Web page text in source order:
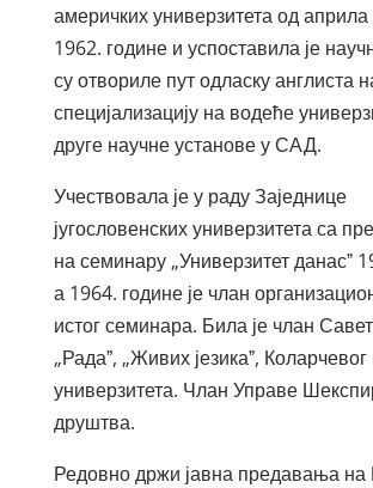
америчких универзитета од априла
1962. године и успоставила је
су отвориле пут одласку англиста
специјализацију на водеће
друге научне установе у САД.
Учествовала је у раду Заједнице
југословенских универзитета са
на семинару „Универзитет данасˮ
а 1964. године је члан
истог семинара. Била је члан
„Радаˮ, „Живих језикаˮ,
универзитета. Члан Управе
друштва.
Редовно држи јавна предавања